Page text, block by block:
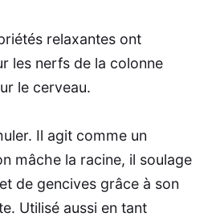
relaxantes ont
les nerfs de la colonne
le cerveau.
Il agit comme un
mâche la racine, il soulage
de gencives grâce à son
Utilisé aussi en tant